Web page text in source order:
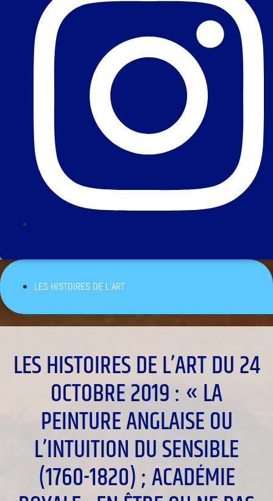
LES HISTOIRES DE L’ART
LES HISTOIRES DE L’ART DU 24
OCTOBRE 2019 : « LA
PEINTURE ANGLAISE OU
L’INTUITION DU SENSIBLE
(1760-1820) ; ACADÉMIE